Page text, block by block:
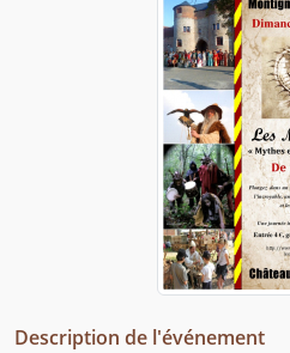
Description de l'événement